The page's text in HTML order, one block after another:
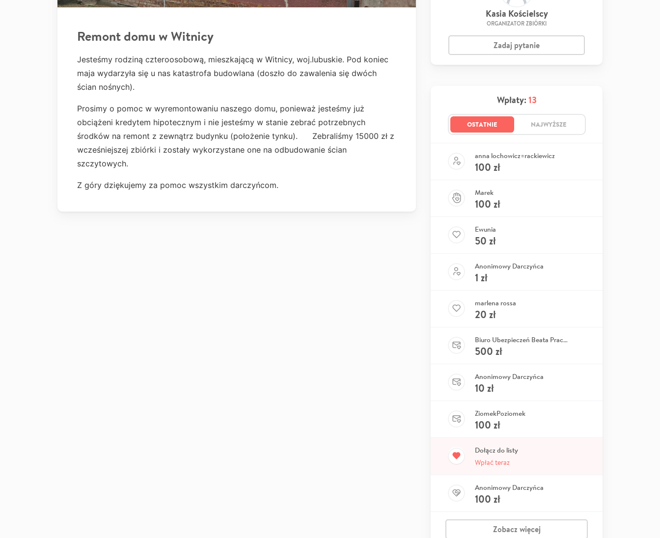
Remont domu w Witnicy
Jesteśmy rodziną czteroosobową, mieszkającą w Witnicy, woj.lubuskie. Pod koniec
maja wydarzyła się u nas katastrofa budowlana (doszło do zawalenia się dwóch
ścian nośnych).
Prosimy o pomoc w wyremontowaniu naszego domu, ponieważ jesteśmy już
obciążeni kredytem hipotecznym i nie jesteśmy w stanie zebrać potrzebnych
środków na remont z zewnątrz budynku (położenie tynku). Zebraliśmy 15000 zł z
wcześniejszej zbiórki i zostały wykorzystane one na odbudowanie ścian
szczytowych.
Z góry dziękujemy za pomoc wszystkim darczyńcom.
Kasia Kościelscy
ORGANIZATOR ZBIÓRKI
Zadaj pytanie
Wpłaty: 13
OSTATNIE NAJWYŻSZE
anna lochowicz=rackiewicz
100 zł
Marek
100 zł
Ewunia
50 zł
Anonimowy Darczyńca
1 zł
marlena rossa
20 zł
Biuro Ubezpieczeń Beata Pracoń
500 zł
Anonimowy Darczyńca
10 zł
ZiomekPoziomek
100 zł
Dołącz do listy
Wpłać teraz
Anonimowy Darczyńca
100 zł
Zobacz więcej